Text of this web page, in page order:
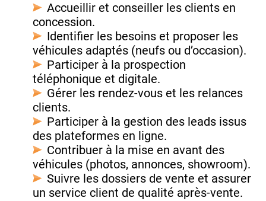
Accueillir et conseiller les clients en
concession.
Identifier les besoins et proposer les
véhicules adaptés (neufs ou d’occasion).
Participer à la prospection
téléphonique et digitale.
Gérer les rendez-vous et les relances
clients.
Participer à la gestion des leads issus
des plateformes en ligne.
Contribuer à la mise en avant des
véhicules (photos, annonces, showroom).
Suivre les dossiers de vente et assurer
un service client de qualité après-vente.